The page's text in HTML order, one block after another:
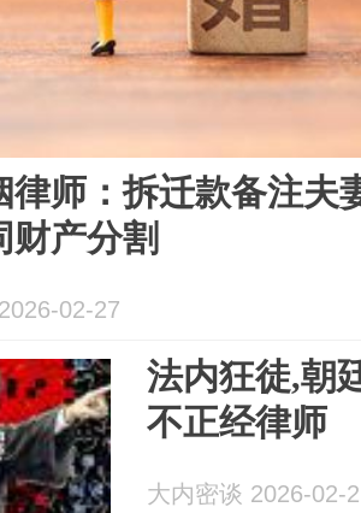
律师：拆迁款备注夫
财产分割
02-27
法内狂徒,朝
不正经律师
大内密谈 2026-02-